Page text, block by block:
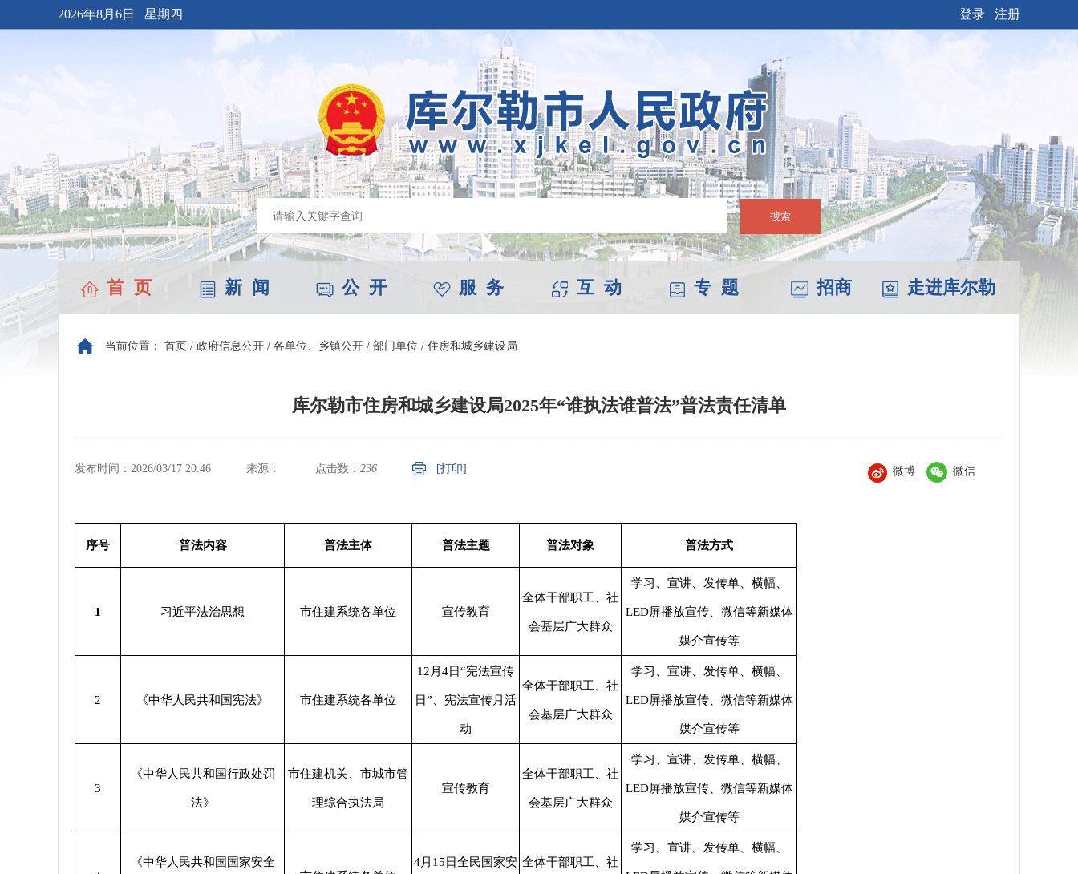
2026年8月6日 星期四 登录 注册
搜索
首 页 新 闻 公 开 服 务 互 动 专 题 招商 走进库尔勒
当前位置： 首页 / 政府信息公开 / 各单位、乡镇公开 / 部门单位 / 住房和城乡建设局
库尔勒市住房和城乡建设局2025年“谁执法谁普法”普法责任清单
发布时间：2026/03/17 20:46 来源： 点击数： 236 [打印] 微博 微信
序号 普法内容 普法主体 普法主题 普法对象 普法方式
1 习近平法治思想 市住建系统各单位 宣传教育
全体干部职工、社
会基层广大群众
学习、宣讲、发传单、横幅、
LED屏播放宣传、微信等新媒体
媒介宣传等
2 《中华人民共和国宪法》 市住建系统各单位
12月4日“宪法宣传
日”、宪法宣传月活
动
全体干部职工、社
会基层广大群众
学习、宣讲、发传单、横幅、
LED屏播放宣传、微信等新媒体
媒介宣传等
3
《中华人民共和国行政处罚
法》
市住建机关、市城市管
理综合执法局
宣传教育
全体干部职工、社
会基层广大群众
学习、宣讲、发传单、横幅、
LED屏播放宣传、微信等新媒体
媒介宣传等
《中华人民共和国国家安全 4月15日全民国家安 全体干部职工、社
学习、宣讲、发传单、横幅、